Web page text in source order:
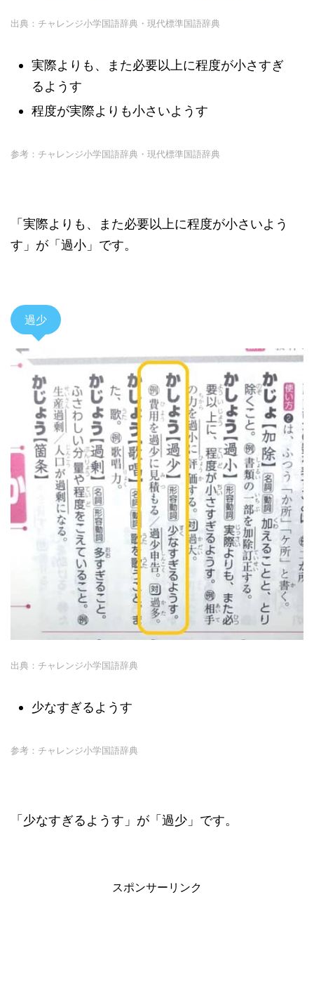
出典：チャレンジ小学国語辞典・現代標準国語辞典
実際よりも、また必要以上に程度が小さすぎ
るようす
程度が実際よりも小さいようす
参考：チャレンジ小学国語辞典・現代標準国語辞典
「実際よりも、また必要以上に程度が小さいよう
す」が「過小」です。
過少
出典：チャレンジ小学国語辞典
少なすぎるようす
参考：チャレンジ小学国語辞典
「少なすぎるようす」が「過少」です。
スポンサーリンク